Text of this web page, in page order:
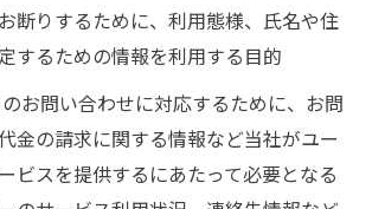
断りするために、利用態様、氏名や住
するための情報を利用する目的
お問い合わせに対応するために、お問
金の請求に関する情報など当社がユー
ビスを提供するにあたって必要となる